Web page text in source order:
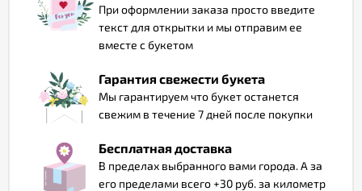
При оформлении заказа просто введите
текст для открытки и мы отправим ее
вместе с букетом
Гарантия свежести букета
Мы гарантируем что букет останется
свежим в течение 7 дней после покупки
Бесплатная доставка
В пределах выбранного вами города. А за
его пределами всего +30 руб. за километр